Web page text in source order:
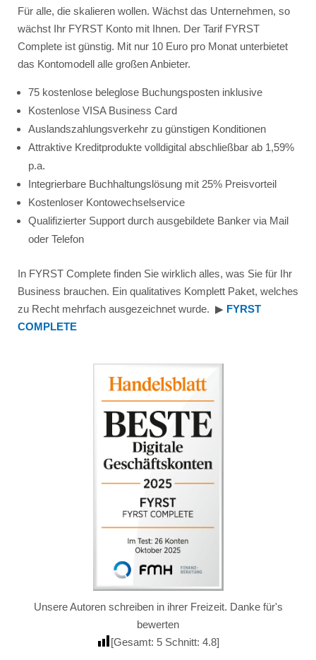
Für alle, die skalieren wollen. Wächst das Unternehmen, so
wächst Ihr FYRST Konto mit Ihnen. Der Tarif FYRST
Complete ist günstig. Mit nur 10 Euro pro Monat unterbietet
das Kontomodell alle großen Anbieter.
75 kostenlose beleglose Buchungsposten inklusive
Kostenlose VISA Business Card
Auslandszahlungsverkehr zu günstigen Konditionen
Attraktive Kreditprodukte volldigital abschließbar ab 1,59%
p.a.
Integrierbare Buchhaltungslösung mit 25% Preisvorteil
Kostenloser Kontowechselservice
Qualifizierter Support durch ausgebildete Banker via Mail
oder Telefon
In FYRST Complete finden Sie wirklich alles, was Sie für Ihr
Business brauchen. Ein qualitatives Komplett Paket, welches
zu Recht mehrfach ausgezeichnet wurde. ▶︎ FYRST
COMPLETE
Unsere Autoren schreiben in ihrer Freizeit. Danke für's
bewerten
[Gesamt: 5 Schnitt: 4.8]